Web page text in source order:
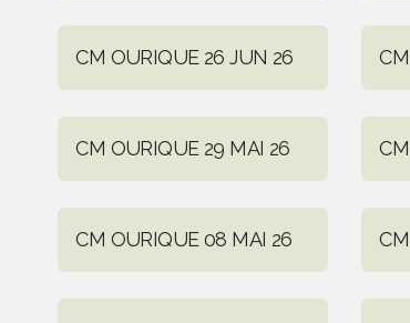
CM OURIQUE 26 JUN 26
CM OURIQUE 29 MAI 26
CM OURIQUE 08 MAI 26